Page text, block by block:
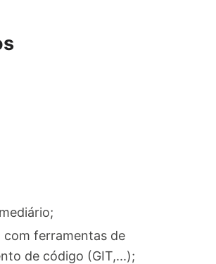
com ferramentas de
de código (GIT,...);